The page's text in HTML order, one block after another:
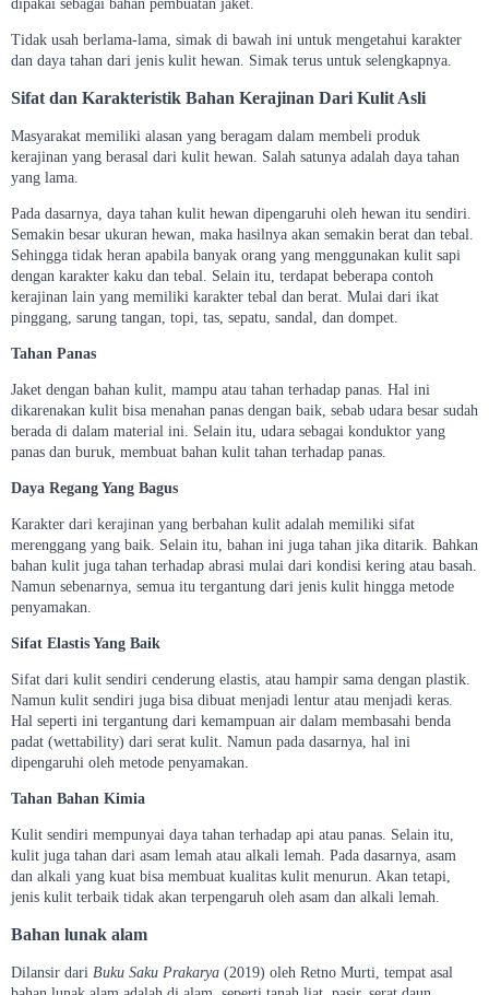
dipakai sebagai bahan pembuatan jaket.
Tidak usah berlama-lama, simak di bawah ini untuk mengetahui karakter
dan daya tahan dari jenis kulit hewan. Simak terus untuk selengkapnya.
Sifat dan Karakteristik Bahan Kerajinan Dari Kulit Asli
Masyarakat memiliki alasan yang beragam dalam membeli produk
kerajinan yang berasal dari kulit hewan. Salah satunya adalah daya tahan
yang lama.
Pada dasarnya, daya tahan kulit hewan dipengaruhi oleh hewan itu sendiri.
Semakin besar ukuran hewan, maka hasilnya akan semakin berat dan tebal.
Sehingga tidak heran apabila banyak orang yang menggunakan kulit sapi
dengan karakter kaku dan tebal. Selain itu, terdapat beberapa contoh
kerajinan lain yang memiliki karakter tebal dan berat. Mulai dari ikat
pinggang, sarung tangan, topi, tas, sepatu, sandal, dan dompet.
Tahan Panas
Jaket dengan bahan kulit, mampu atau tahan terhadap panas. Hal ini
dikarenakan kulit bisa menahan panas dengan baik, sebab udara besar sudah
berada di dalam material ini. Selain itu, udara sebagai konduktor yang
panas dan buruk, membuat bahan kulit tahan terhadap panas.
Daya Regang Yang Bagus
Karakter dari kerajinan yang berbahan kulit adalah memiliki sifat
merenggang yang baik. Selain itu, bahan ini juga tahan jika ditarik. Bahkan
bahan kulit juga tahan terhadap abrasi mulai dari kondisi kering atau basah.
Namun sebenarnya, semua itu tergantung dari jenis kulit hingga metode
penyamakan.
Sifat Elastis Yang Baik
Sifat dari kulit sendiri cenderung elastis, atau hampir sama dengan plastik.
Namun kulit sendiri juga bisa dibuat menjadi lentur atau menjadi keras.
Hal seperti ini tergantung dari kemampuan air dalam membasahi benda
padat (wettability) dari serat kulit. Namun pada dasarnya, hal ini
dipengaruhi oleh metode penyamakan.
Tahan Bahan Kimia
Kulit sendiri mempunyai daya tahan terhadap api atau panas. Selain itu,
kulit juga tahan dari asam lemah atau alkali lemah. Pada dasarnya, asam
dan alkali yang kuat bisa membuat kualitas kulit menurun. Akan tetapi,
jenis kulit terbaik tidak akan terpengaruh oleh asam dan alkali lemah.
Bahan lunak alam
Dilansir dari Buku Saku Prakarya (2019) oleh Retno Murti, tempat asal